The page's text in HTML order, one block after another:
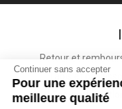
Continuer sans accepter
Pour une
meilleure qualité
Retour et
Tapis et
Eco-participation